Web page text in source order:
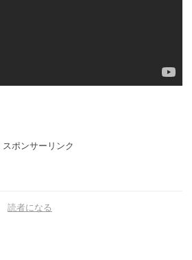
スポンサーリンク
読者になる